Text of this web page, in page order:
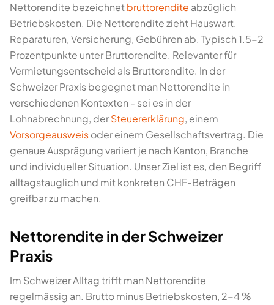
Nettorendite bezeichnet bruttorendite abzüglich
Betriebskosten. Die Nettorendite zieht Hauswart,
Reparaturen, Versicherung, Gebühren ab. Typisch 1.5-2
Prozentpunkte unter Bruttorendite. Relevanter für
Vermietungsentscheid als Bruttorendite. In der
Schweizer Praxis begegnet man Nettorendite in
verschiedenen Kontexten - sei es in der
Lohnabrechnung, derSteuererklärung, einem
Vorsorgeausweisoder einem Gesellschaftsvertrag. Die
genaue Ausprägung variiert je nach Kanton, Branche
und individueller Situation. Unser Ziel ist es, den Begriff
alltagstauglich und mit konkreten CHF-Beträgen
greifbar zu machen.
Nettorendite in der Schweizer
Praxis
Im Schweizer Alltag trifft man Nettorendite
regelmässig an. Brutto minus Betriebskosten, 2-4 %